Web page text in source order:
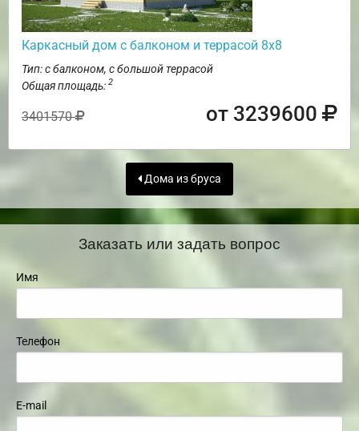
Каркасный дом с балконом и террасой 8х8
Тип: с балконом, с большой террасой
Общая площадь: 2
3401570 от 3239600
Дома из бруса
Заказать или задать вопрос
Имя
Телефон
E-mail